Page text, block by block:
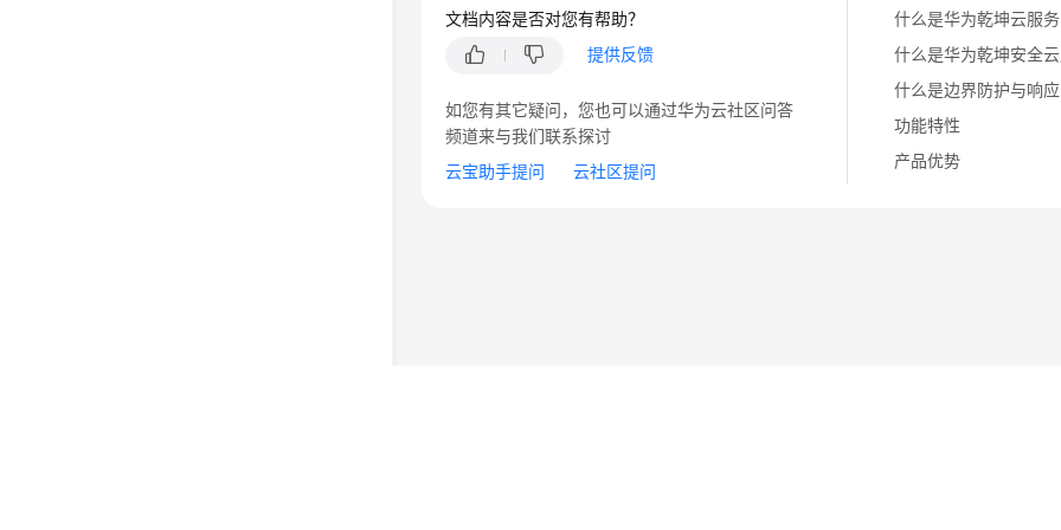
什么是华为乾坤云服务
什么是华为乾坤安全
什么是边界防护与响应
功能特性
产品优势
文档内容是否对您有帮助？
提供反馈
如您有其它疑问，您也可以通过华为云社区问答
频道来与我们联系探讨
云宝助手提问
云社区提问